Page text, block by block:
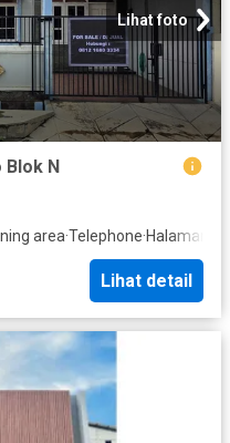
Lihat foto
Blok N
area·Telephone·Halaman
Lihat detail